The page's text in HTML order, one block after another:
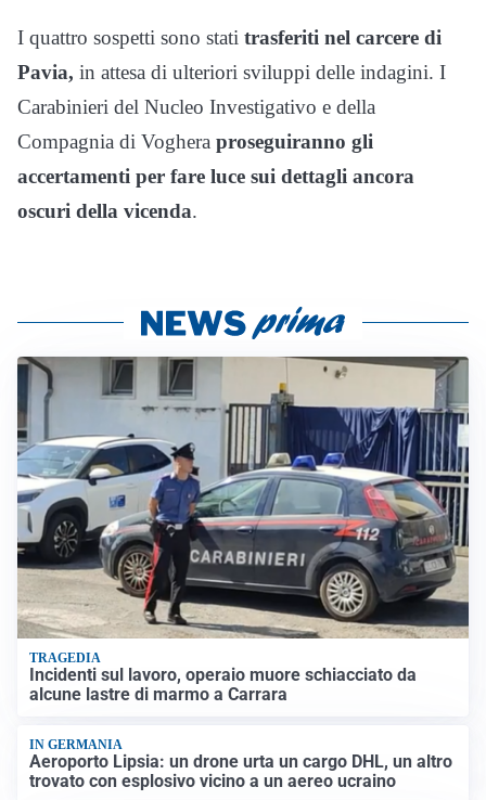
I quattro sospetti sono stati trasferiti nel carcere di
Pavia, in attesa di ulteriori sviluppi delle indagini. I
Carabinieri del Nucleo Investigativo e della
Compagnia di Voghera proseguiranno gli
accertamenti per fare luce sui dettagli ancora
oscuri della vicenda.
TRAGEDIA
Incidenti sul lavoro, operaio muore schiacciato da
alcune lastre di marmo a Carrara
IN GERMANIA
Aeroporto Lipsia: un drone urta un cargo DHL, un altro
trovato con esplosivo vicino a un aereo ucraino